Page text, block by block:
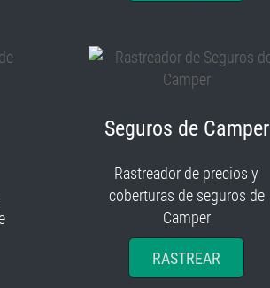
Seguros de Camper
Rastreador de precios y
coberturas de seguros de
Camper
RASTREAR